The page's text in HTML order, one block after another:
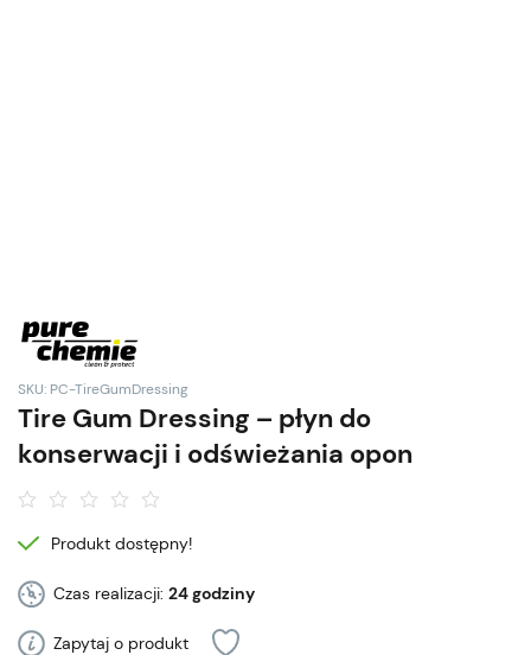
SKU: PC-TireGumDressing
Tire Gum Dressing – płyn do
konserwacji i odświeżania opon
Produkt dostępny!
Czas realizacji: 24 godziny
Zapytaj o produkt